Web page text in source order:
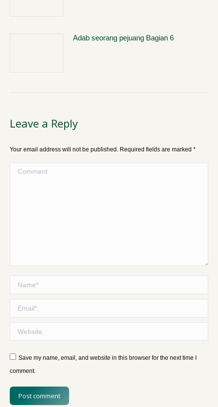
Adab seorang pejuang Bagian 6
Leave a Reply
Your email address will not be published. Required fields are marked *
Comment
Name *
Email *
Website
Save my name, email, and website in this browser for the next time I
comment.
Post comment